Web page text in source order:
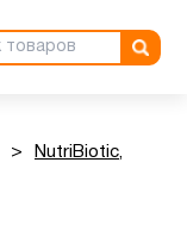
>
NutriBiotic,